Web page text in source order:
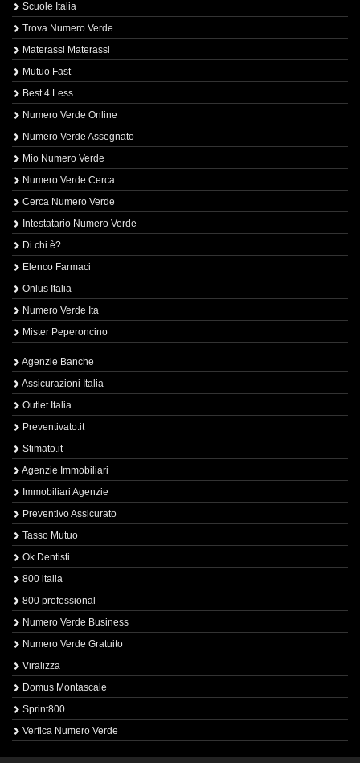
Scuole Italia
Trova Numero Verde
Materassi Materassi
Mutuo Fast
Best 4 Less
Numero Verde Online
Numero Verde Assegnato
Mio Numero Verde
Numero Verde Cerca
Cerca Numero Verde
Intestatario Numero Verde
Di chi è?
Elenco Farmaci
Onlus Italia
Numero Verde Ita
Mister Peperoncino
Agenzie Banche
Assicurazioni Italia
Outlet Italia
Preventivato.it
Stimato.it
Agenzie Immobiliari
Immobiliari Agenzie
Preventivo Assicurato
Tasso Mutuo
Ok Dentisti
800 italia
800 professional
Numero Verde Business
Numero Verde Gratuito
Viralizza
Domus Montascale
Sprint800
Verfica Numero Verde